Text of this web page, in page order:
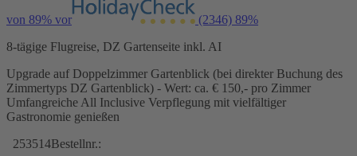
von 89% vor (2346) 89%
8-tägige Flugreise, DZ Gartenseite inkl. AI
Upgrade auf Doppelzimmer Gartenblick (bei direkter Buchung des
Zimmertyps DZ Gartenblick) - Wert: ca. € 150,- pro Zimmer
Umfangreiche All Inclusive Verpflegung mit vielfältiger
Gastronomie genießen
253514Bestellnr.: